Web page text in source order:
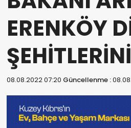
ERENKÖY
08.08.2022 07:20 Güncellenme :